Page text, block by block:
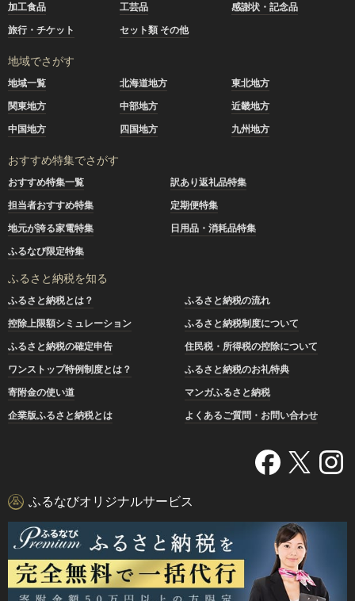
加工食品
工芸品
感謝状・記念品
旅行・チケット
セット類 その他
地域でさがす
地域一覧 北海道地方
東北地方
関東地方
中部地方
近畿地方
中国地方
四国地方 九州地方
おすすめ特集でさがす
おすすめ特集一覧
訳あり返礼品特集
担当者おすすめ特集
定期便特集
地元が誇る家電特集
日用品・消耗品特集
ふるなび限定特集
ふるさと納税を知る
ふるさと納税とは？
ふるさと納税の流れ
控除上限額シミュレーション
ふるさと納税制度について
ふるさと納税の確定申告
住民税・所得税の控除について
ワンストップ特例制度とは？
ふるさと納税のお礼特典
寄附金の使い道
マンガふるさと納税
企業版ふるさと納税とは
よくあるご質問・お問い合わせ
ふるなびオリジナルサービス